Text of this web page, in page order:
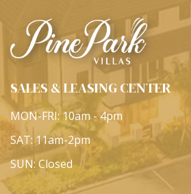
SALES & LEASING CENTER
MON-FRI: 10am - 4pm
SAT: 11am-2pm
SUN: Closed